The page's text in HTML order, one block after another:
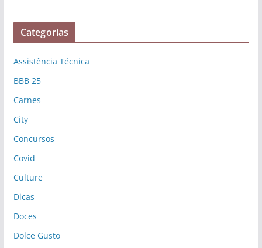
Categorias
Assistência Técnica
BBB 25
Carnes
City
Concursos
Covid
Culture
Dicas
Doces
Dolce Gusto